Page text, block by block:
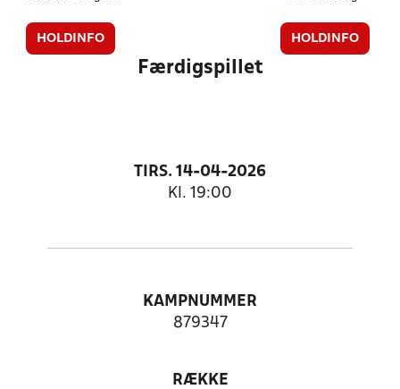
HOLDINFO HOLDINFO
Færdigspillet
TIRS. 14-04-2026
Kl. 19:00
KAMPNUMMER
879347
RÆKKE